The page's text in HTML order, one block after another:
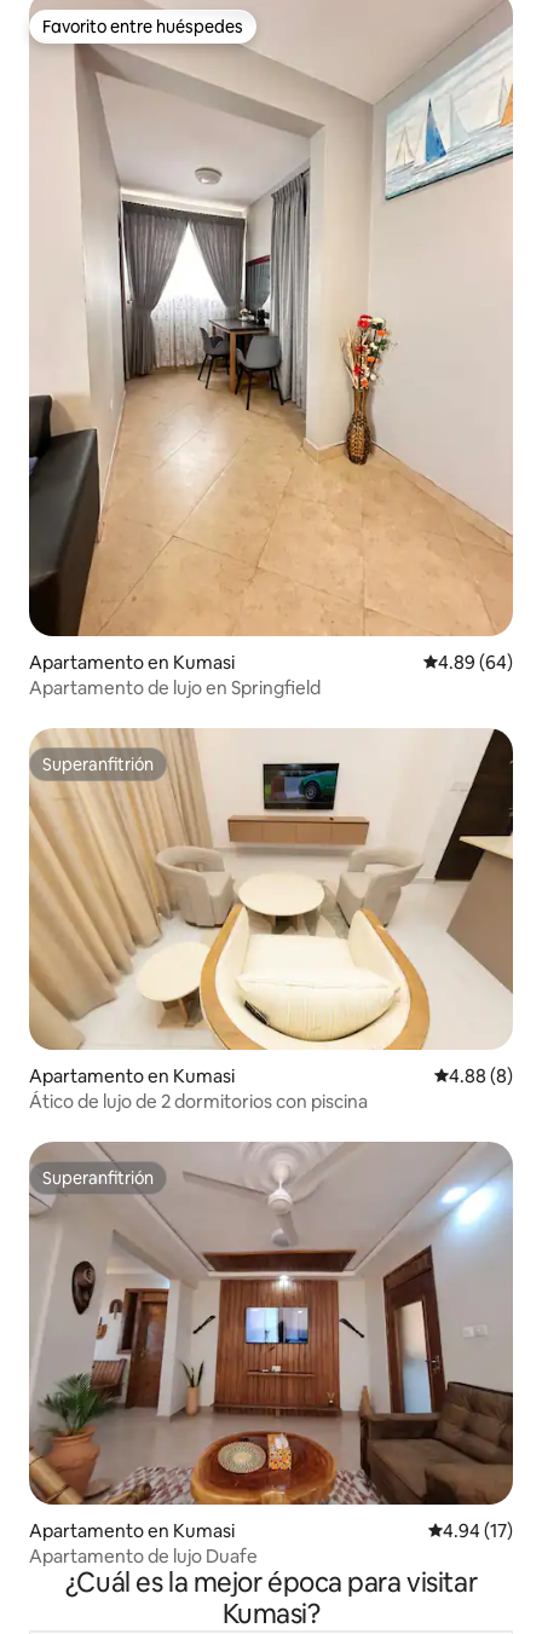
Favorito entre huéspedes
Favorito entre huéspedes
Apartamento en Kumasi Calificación
4.89 (64)
Apartamento de lujo en Springfield
Superanfitrión
Superanfitrión
Apartamento en Kumasi Calificación
4.88 (8)
Ático de lujo de 2 dormitorios con piscina
Superanfitrión
Superanfitrión
Apartamento en Kumasi Calificación
4.94 (17)
Apartamento de lujo Duafe
¿Cuál es la mejor época para visitar
Kumasi?